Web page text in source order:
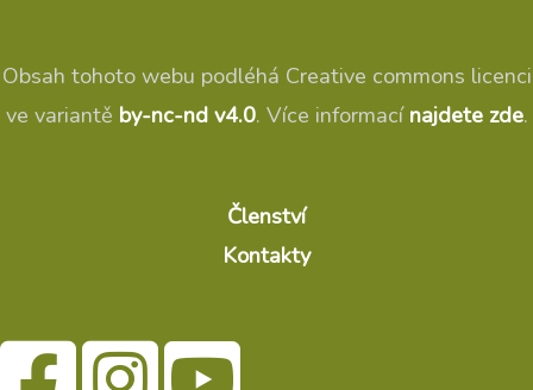
Obsah tohoto webu podléhá Creative commons licenci
ve variantě by-nc-nd v4.0. Více informací najdete zde.
Členství
Kontakty